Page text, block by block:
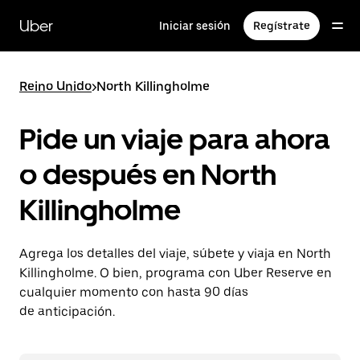
contenido
principal
Uber Iniciar sesión Regístrate
Reino Unido>North Killingholme
Pide un viaje para ahora
o después en North
Killingholme
Agrega los detalles del viaje, súbete y viaja en North
Killingholme. O bien, programa con Uber Reserve en
cualquier momento con hasta 90 días
de anticipación.